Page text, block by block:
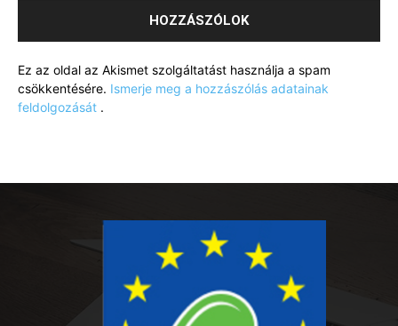
Ez az oldal az Akismet szolgáltatást használja a spam
csökkentésére. Ismerje meg a hozzászólás adatainak
feldolgozását .